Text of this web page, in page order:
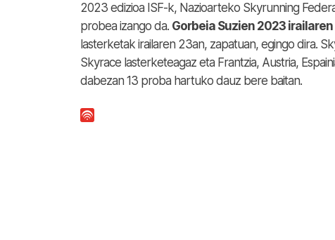
2023 edizioa ISF-k, Nazioarteko Skyrunning
probea izango da. Gorbeia Suzien 2023
lasterketak irailaren 23an, zapatuan, egingo dira.
Skyrace lasterketeagaz eta Frantzia, Austria,
dabezan 13 proba hartuko dauz bere baitan.